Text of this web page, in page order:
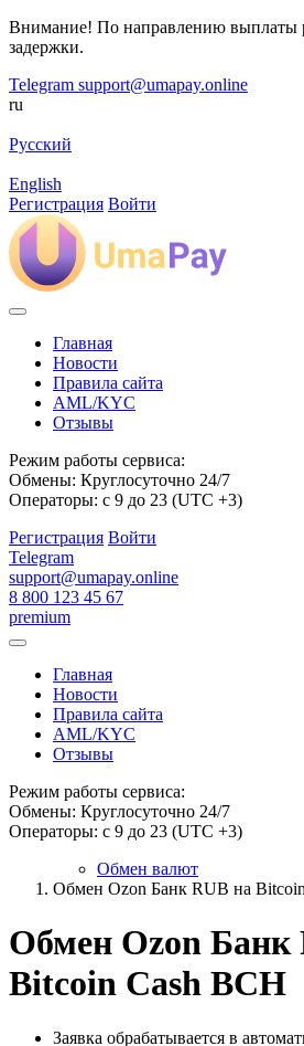
Внимание! По направлению выплаты
задержки.
Telegram support@umapay.online
ru
Русский
English
Регистрация Войти
Главная
Новости
Правила сайта
AML/KYC
Отзывы
Режим работы сервиса:
Обмены: Круглосуточно 24/7
Операторы: с 9 до 23 (UTC +3)
Регистрация Войти
Telegram
support@umapay.online
8 800 123 45 67
premium
Главная
Новости
Правила сайта
AML/KYC
Отзывы
Режим работы сервиса:
Обмены: Круглосуточно 24/7
Операторы: с 9 до 23 (UTC +3)
Обмен валют
Обмен Ozon Банк RUB на
Обмен Ozon Банк
Bitcoin Cash BCH
Заявка обрабатывается в